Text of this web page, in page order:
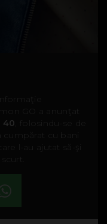
GO a anunţat
40 , folosindu-se de
cu bani
l-au ajutat să-şi